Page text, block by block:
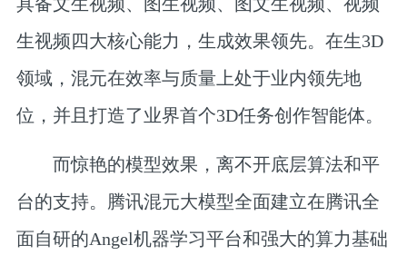
生视频四大核心能力，生成效果领先。在生3D
领域，混元在效率与质量上处于业内领先地
位，并且打造了业界首个3D任务创作智能体。
而惊艳的模型效果，离不开底层算法和平
台的支持。腾讯混元大模型全面建立在腾讯全
面自研的Angel机器学习平台和强大的算力基础